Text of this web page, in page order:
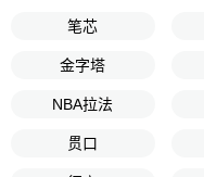
笔芯
金字塔
NBA拉法
贯口